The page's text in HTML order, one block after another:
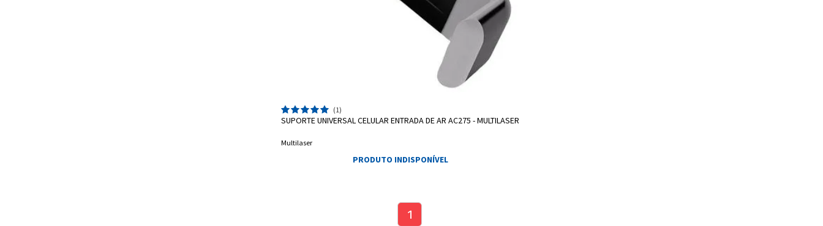
Cartão de crédito
(1)
SUPORTE UNIVERSAL CELULAR ENTRADA DE AR AC275 - MULTILASER
Multilaser
PRODUTO INDISPONÍVEL
1